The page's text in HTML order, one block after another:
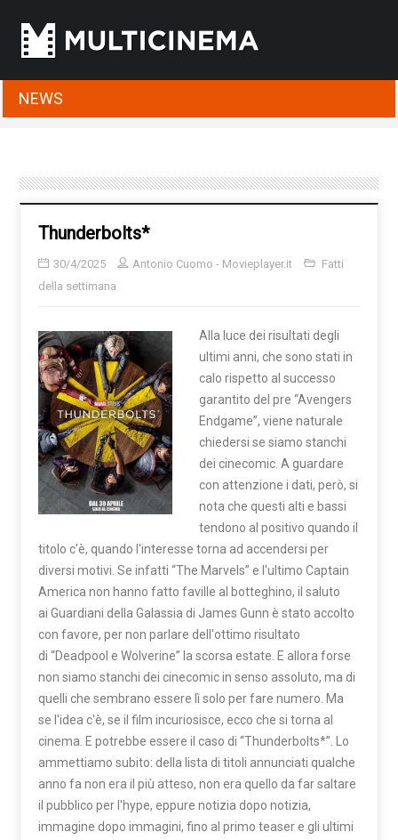
NEWS
Thunderbolts*
30/4/2025 Antonio Cuomo - Movieplayer.it
Fatti
della settimana
Alla luce dei risultati degli
ultimi anni, che sono stati in
calo rispetto al successo
garantito del pre “Avengers
Endgame”, viene naturale
chiedersi se siamo stanchi
dei cinecomic. A guardare
con attenzione i dati, però, si
nota che questi alti e bassi
tendono al positivo quando il
titolo c'è, quando l'interesse torna ad accendersi per
diversi motivi. Se infatti “The Marvels” e l'ultimo Captain
America non hanno fatto faville al botteghino, il saluto
ai Guardiani della Galassia di James Gunn è stato accolto
con favore, per non parlare dell'ottimo risultato
di “Deadpool e Wolverine” la scorsa estate. E allora forse
non siamo stanchi dei cinecomic in senso assoluto, ma di
quelli che sembrano essere lì solo per fare numero. Ma
se l'idea c'è, se il film incuriosisce, ecco che si torna al
cinema. E potrebbe essere il caso di “Thunderbolts*”. Lo
ammettiamo subito: della lista di titoli annunciati qualche
anno fa non era il più atteso, non era quello da far saltare
il pubblico per l'hype, eppure notizia dopo notizia,
immagine dopo immagini, fino al primo teaser e gli ultimi